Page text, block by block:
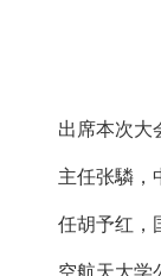
出席本次大
主任张驎，
任胡予红，
空航天大学